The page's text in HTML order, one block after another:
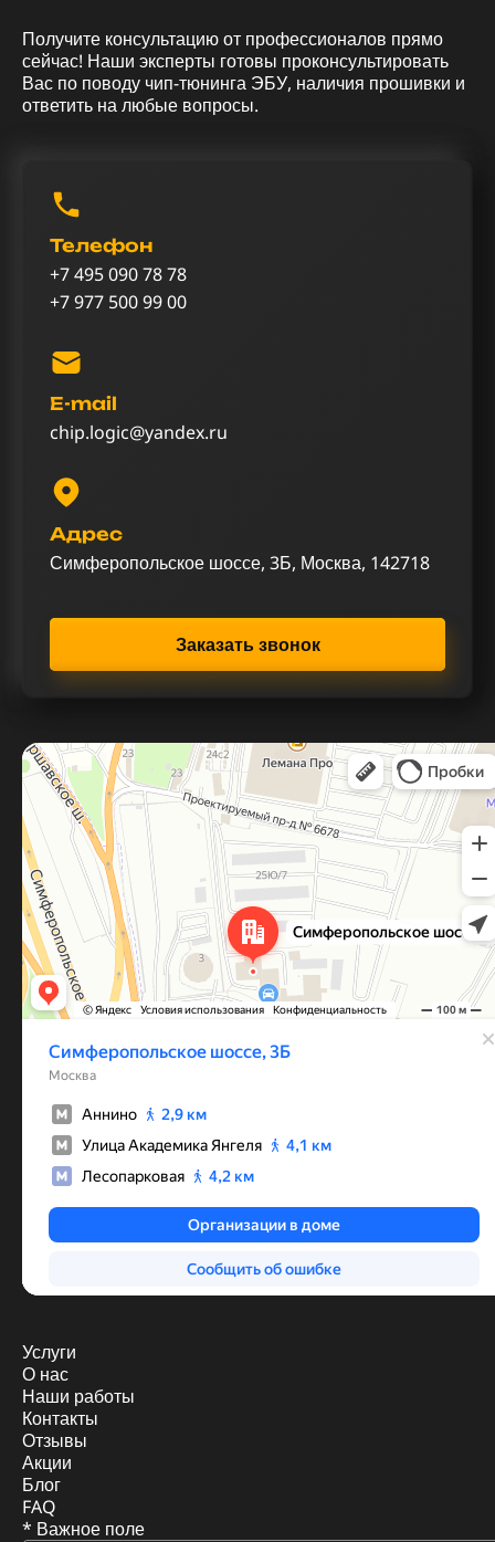
Получите консультацию от профессионалов прямо
сейчас! Наши эксперты готовы проконсультировать
Вас по поводу чип-тюнинга ЭБУ, наличия прошивки и
ответить на любые вопросы.
Телефон
+7 495 090 78 78
+7 977 500 99 00
E-mail
chip.logic@yandex.ru
Адрес
Симферопольское шоссе, 3Б, Москва, 142718
Заказать звонок
Услуги
О нас
Наши работы
Контакты
Отзывы
Акции
Блог
FAQ
* Важное поле